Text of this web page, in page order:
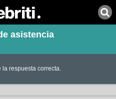
asistencia
la respuesta correcta.